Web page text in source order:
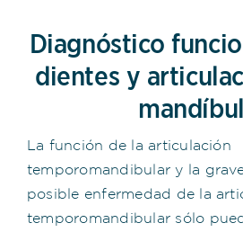
Diagnóstico
dientes y
La función de la articulación
temporomandibular y la
posible enfermedad de la
temporomandibular sólo